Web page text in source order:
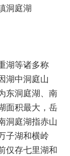
洞庭湖
湖等诸多称
湖中洞庭山
东洞庭湖、南
面积最大，岳
洞庭湖指赤山
子湖和横岭
仅存七里湖和